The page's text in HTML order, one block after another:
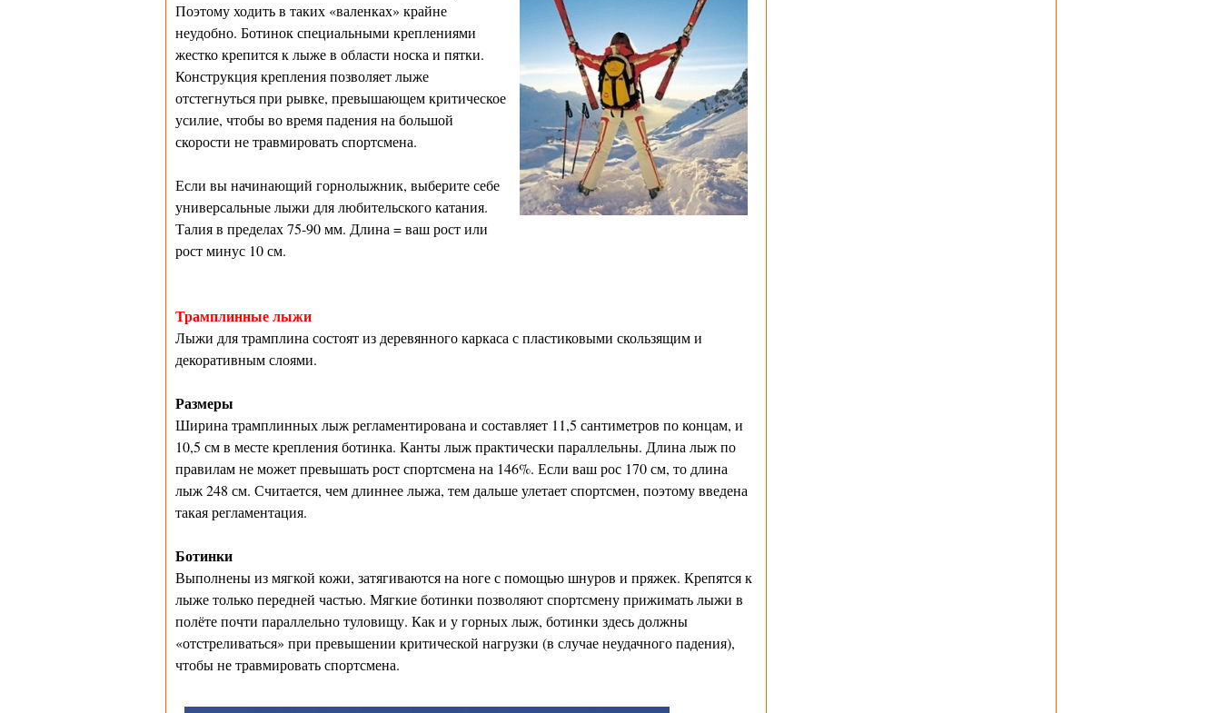
Поэтому ходить в таких «валенках» крайне
неудобно. Ботинок специальными креплениями
жестко крепится к лыже в области носка и пятки.
Конструкция крепления позволяет лыже
отстегнуться при рывке, превышающем критическое
усилие, чтобы во время падения на большой
скорости не травмировать спортсмена.
Если вы начинающий горнолыжник, выберите себе
универсальные лыжи для любительского катания.
Талия в пределах 75-90 мм. Длина = ваш рост или
рост минус 10 см.
Трамплинные лыжи
Лыжи для трамплина состоят из деревянного каркаса с пластиковыми скользящим и
декоративным слоями.
Размеры
Ширина трамплинных лыж регламентирована и составляет 11,5 сантиметров по концам, и
10,5 см в месте крепления ботинка. Канты лыж практически параллельны. Длина лыж по
правилам не может превышать рост спортсмена на 146%. Если ваш рос 170 см, то длина
лыж 248 см. Считается, чем длиннее лыжа, тем дальше улетает спортсмен, поэтому введена
такая регламентация.
Ботинки
Выполнены из мягкой кожи, затягиваются на ноге с помощью шнуров и пряжек. Крепятся к
лыже только передней частью. Мягкие ботинки позволяют спортсмену прижимать лыжи в
полёте почти параллельно туловищу. Как и у горных лыж, ботинки здесь должны
«отстреливаться» при превышении критической нагрузки (в случае неудачного падения),
чтобы не травмировать спортсмена.